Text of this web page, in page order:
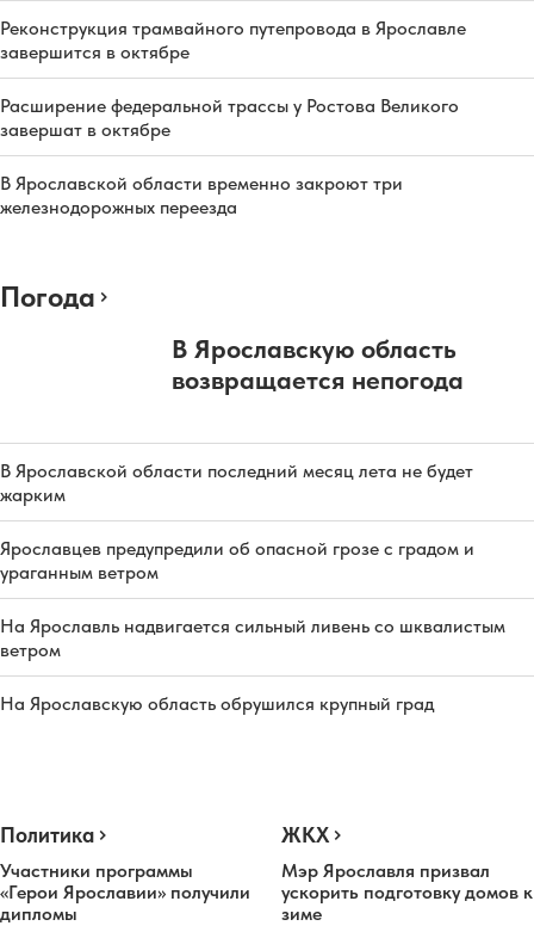
Реконструкция трамвайного путепровода в Ярославле
завершится в октябре
Расширение федеральной трассы у Ростова Великого
завершат в октябре
В Ярославской области временно закроют три
железнодорожных переезда
Погода
В Ярославскую область
возвращается непогода
В Ярославской области последний месяц лета не будет
жарким
Ярославцев предупредили об опасной грозе с градом и
ураганным ветром
На Ярославль надвигается сильный ливень со шквалистым
ветром
На Ярославскую область обрушился крупный град
Политика
Участники программы
«Герои Ярославии» получили
дипломы
ЖКХ
Мэр Ярославля призвал
ускорить подготовку домов к
зиме